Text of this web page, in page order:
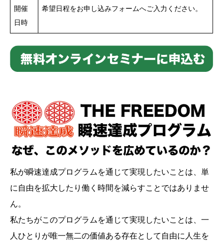
開催
日時
希望日程をお申し込みフォームへご入力ください。
私が瞬速達成プログラムを通じて実現したいことは、単
に自由を拡大したり働く時間を減らすことではありませ
ん。
私たちがこのプログラムを通じて実現したいことは、一
人ひとりが唯一無二の価値ある存在として自由に人生を